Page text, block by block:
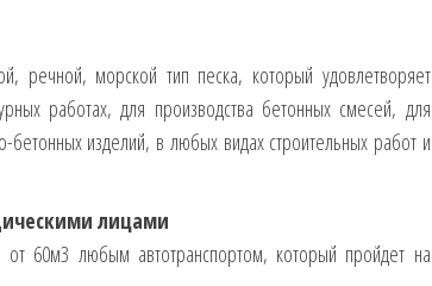
речной, морской тип песка, который удовлетворяет
работах, для производства бетонных смесей, для
бетонных изделий, в любых видах строительных работ и
лицами
от 60м3 любым автотранспортом, который пройдет на